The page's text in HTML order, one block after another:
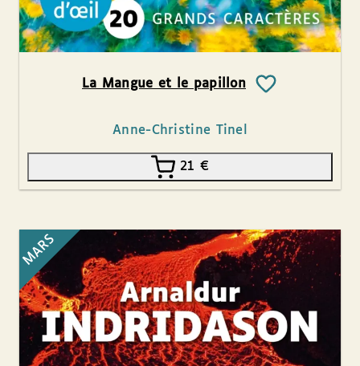
La Mangue et le papillon
Anne-Christine Tinel
21 €
MARS